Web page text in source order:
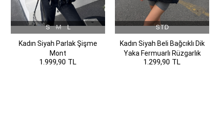
S M L
Kadın Siyah Parlak Şişme
Mont
1.999,90 TL
STD
Kadın Siyah Beli Bağcıklı Dik
Yaka Fermuarlı Rüzgarlık
1.299,90 TL